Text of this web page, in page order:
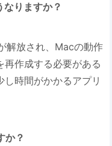
りますか？
解放され、Macの動作
作成する必要がある
時間がかかるアプリ
か？